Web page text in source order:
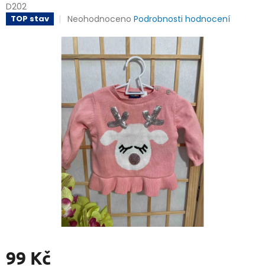
D202
TOP stav
Průměrné
produktu
je
0,0
hvězdiček.
Neohodnoceno Podrobnosti hodnocení
99 Kč